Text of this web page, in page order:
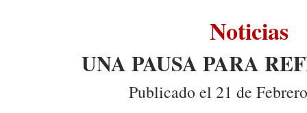
Noticias
UNA PAUSA PARA
Publicado el 21 de